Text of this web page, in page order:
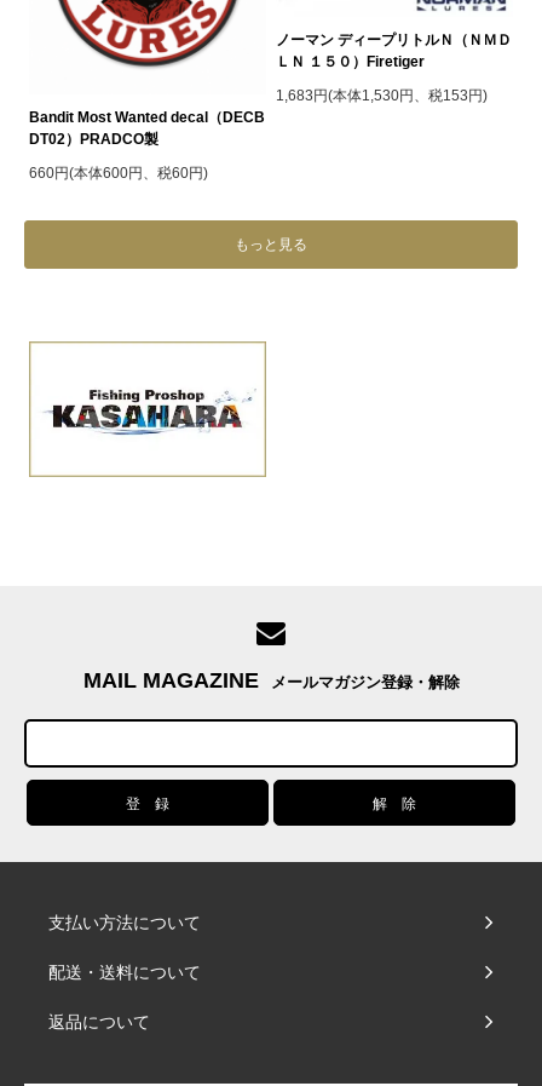
Bandit Most Wanted decal（DECB
DT02）PRADCO製
660円(本体600円、税60円)
ノーマン ディープリトルＮ（ＮＭＤ
ＬＮ １５０）Firetiger
1,683円(本体1,530円、税153円)
もっと見る
MAIL MAGAZINE メールマガジン登録・解除
支払い方法について
配送・送料について
返品について